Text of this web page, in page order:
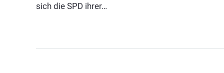
sich die SPD ihrer…